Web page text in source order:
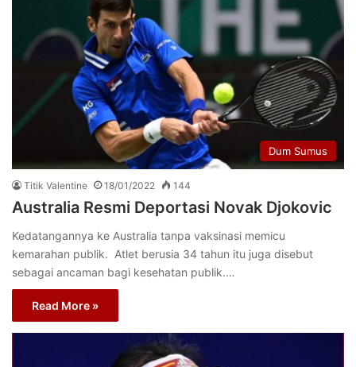
Dum Sumus
Titik Valentine 18/01/2022 144
Australia Resmi Deportasi Novak Djokovic
Kedatangannya ke Australia tanpa vaksinasi memicu
kemarahan publik. Atlet berusia 34 tahun itu juga disebut
sebagai ancaman bagi kesehatan publik.…
Read More »